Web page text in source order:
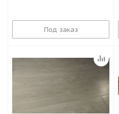
Под заказ